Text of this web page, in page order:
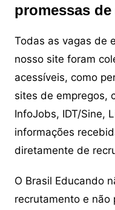
promessas
Todas as vagas de
nosso site foram
acessíveis, como
sites de empregos,
InfoJobs, IDT/Sine,
informações
diretamente de
O Brasil Educando
recrutamento e não